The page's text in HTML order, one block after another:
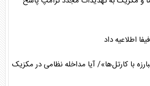
اطلاعیه داد
با کارتل‌ها»/ آیا مداخله نظامی در مکزیک